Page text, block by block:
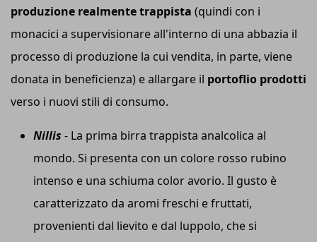
produzione realmente trappista (quindi con i
monacici a supervisionare all'interno di una abbazia il
processo di produzione la cui vendita, in parte, viene
donata in beneficienza) e allargare il portoflio prodotti
verso i nuovi stili di consumo.
Nillis - La prima birra trappista analcolica al
mondo. Si presenta con un colore rosso rubino
intenso e una schiuma color avorio. Il gusto è
caratterizzato da aromi freschi e fruttati,
provenienti dal lievito e dal luppolo, che si